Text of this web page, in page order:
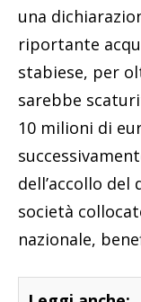
una
riportante
stabiese, per
sarebbe
10 milioni di
dell’accollo
società
nazionale,